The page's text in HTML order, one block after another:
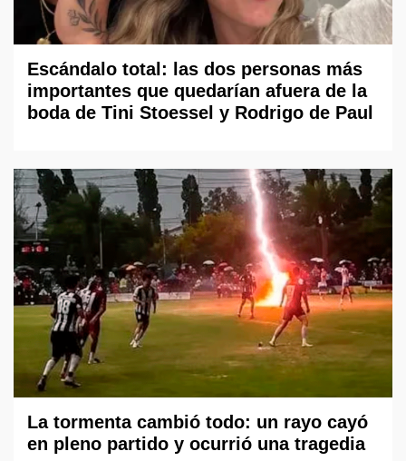
Escándalo total: las dos personas más
importantes que quedarían afuera de la
boda de Tini Stoessel y Rodrigo de Paul
La tormenta cambió todo: un rayo cayó
en pleno partido y ocurrió una tragedia